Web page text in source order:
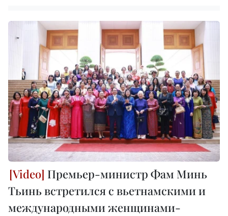
Премьер-министр Фам Минь
Тьинь встретился с вьетнамскими и
международными женщинами-